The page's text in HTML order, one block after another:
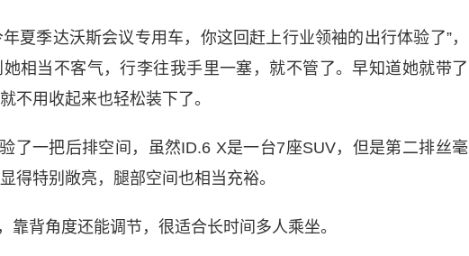
夏季达沃斯会议专用车，你这回赶上行业领袖的出行体验了”，
相当不客气，行李往我手里一塞，就不管了。早知道她就带了
不用收起来也轻松装下了。
了一把后排空间，虽然ID.6 X是一台7座SUV，但是第二排丝毫
得特别敞亮，腿部空间也相当充裕。
靠背角度还能调节，很适合长时间多人乘坐。